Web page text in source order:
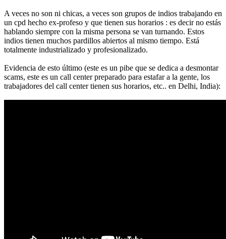
A veces no son ni chicas, a veces son grupos de indios trabajando en
un cpd hecho ex-profeso y que tienen sus horarios : es decir no estás
hablando siempre con la misma persona se van turnando. Estos
indios tienen muchos pardillos abiertos al mismo tiempo. Está
totalmente industrializado y profesionalizado.
Evidencia de esto último (este es un pibe que se dedica a desmontar
scams, este es un call center preparado para estafar a la gente, los
trabajadores del call center tienen sus horarios, etc.. en Delhi, India):